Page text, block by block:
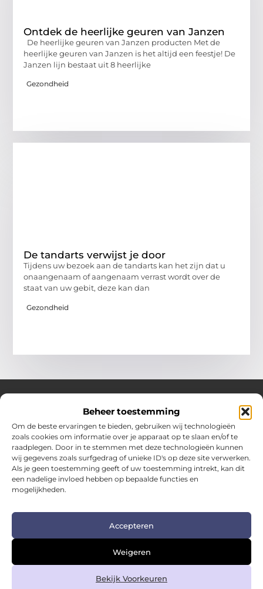
Beheer toestemming
Om de beste ervaringen te bieden, gebruiken wij technologieën
zoals cookies om informatie over je apparaat op te slaan en/of te
raadplegen. Door in te stemmen met deze technologieën kunnen
wij gegevens zoals surfgedrag of unieke ID's op deze site verwerken.
Als je geen toestemming geeft of uw toestemming intrekt, kan dit
een nadelige invloed hebben op bepaalde functies en
mogelijkheden.
Accepteren
Weigeren
Bekijk Voorkeuren
Ontdek de heerlijke geuren van Janzen
De heerlijke geuren van Janzen producten Met de
heerlijke geuren van Janzen is het altijd een feestje! De
Janzen lijn bestaat uit 8 heerlijke
Gezondheid
De tandarts verwijst je door
Tijdens uw bezoek aan de tandarts kan het zijn dat u
onaangenaam of aangenaam verrast wordt over de
staat van uw gebit, deze kan dan
Gezondheid
Over Hotspotmagazine
Jouw bron voor inspiratie en handige tips voor het
dagelijks leven.
Verken een uitgebreide selectie blogs en artikelen
boordevol praktische adviezen en verrassende inzichten
om het beste uit elke dag te halen.